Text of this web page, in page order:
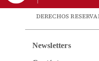
DERECHOS
Newsletters